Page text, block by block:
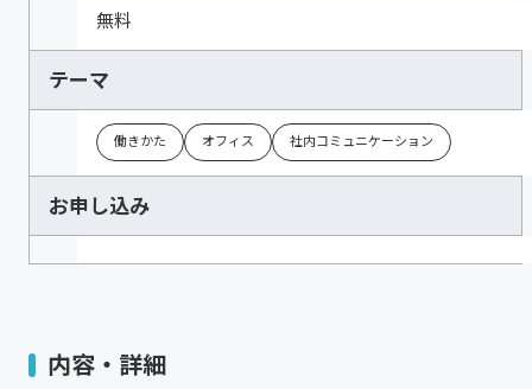
無料
テーマ
働きかた オフィス 社内コミュニケーション
お申し込み
内容・詳細